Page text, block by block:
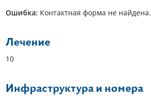
Ошибка: Контактная форма не найдена.
Лечение
10
Инфраструктура и номера